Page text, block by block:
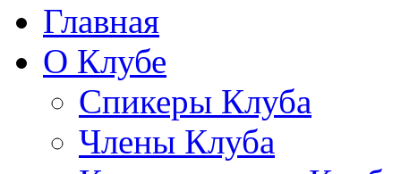
Главная
О Клубе
Спикеры Клуба
Члены Клуба